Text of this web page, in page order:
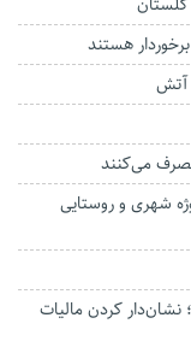
آتش
می‌کنند
میلیارد ریال برای تکمیل ۱۳۶ پروژه شهری و روستایی
نشان‌دار کردن مالیات